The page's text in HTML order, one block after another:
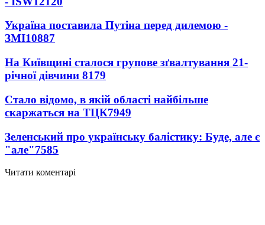
Україна поставила Путіна перед дилемою -
ЗМІ10887
На Київщині сталося групове зґвалтування 21-
річної дівчини 8179
Стало відомо, в якій області найбільше
скаржаться на ТЦК7949
Зеленський про українську балістику: Буде, але є
"але"7585
Читати коментарі